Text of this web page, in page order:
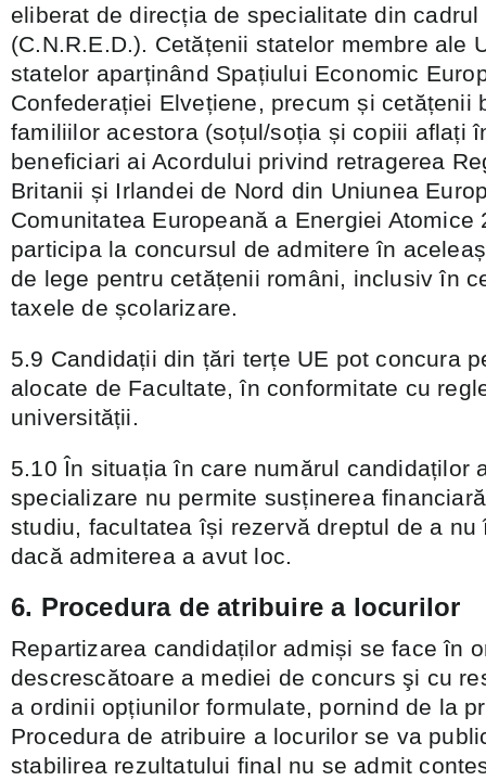
eliberat de direcția de specialitate din
(C.N.R.E.D.). Cetățenii statelor membre ale
statelor aparținând Spațiului Economic
Confederației Elvețiene, precum și cetățenii
familiilor acestora (soțul/soția și copiii aflați
beneficiari ai Acordului privind retragerea
Britanii și Irlandei de Nord din Uniunea
Comunitatea Europeană a Energiei Atomice
participa la concursul de admitere în
de lege pentru cetățenii români, inclusiv în
taxele de școlarizare.
5.9 Candidații din țări terțe UE pot concura
alocate de Facultate, în conformitate cu
universității.
5.10 În situația în care numărul candidaților
specializare nu permite susținerea
studiu, facultatea își rezervă dreptul de a nu
dacă admiterea a avut loc.
6. Procedura de atribuire a locurilor
Repartizarea candidaților admiși se face în
descrescătoare a mediei de concurs şi cu
a ordinii opțiunilor formulate, pornind de la
Procedura de atribuire a locurilor se va
stabilirea rezultatului final nu se admit